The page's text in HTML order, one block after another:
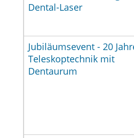
Dental-Laser
Jubiläumsevent - 20
Teleskoptechnik mit
Dentaurum